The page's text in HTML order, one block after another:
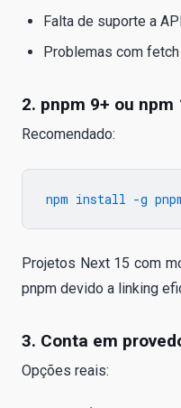
Falta de suporte a
Problemas com
2. pnpm 9+ ou npm
Recomendado:
Projetos Next 15 com
pnpm devido a linking
3. Conta em
Opções reais: